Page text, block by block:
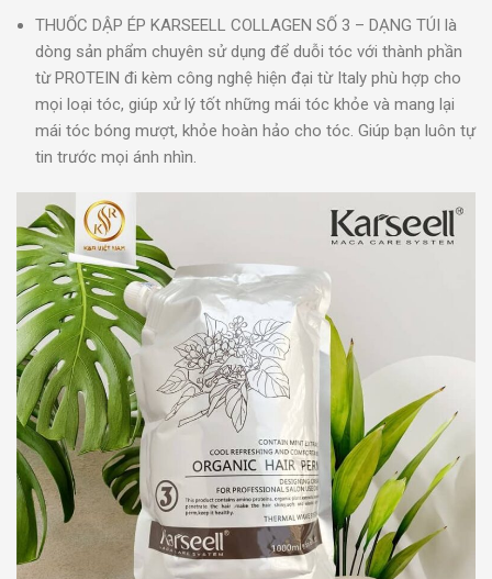
THUỐC DẬP ÉP KARSEELL COLLAGEN SỐ 3 – DẠNG TÚI là
dòng sản phẩm chuyên sử dụng để duỗi tóc với thành phần
từ PROTEIN đi kèm công nghệ hiện đại từ Italy phù hợp cho
mọi loại tóc, giúp xử lý tốt những mái tóc khỏe và mang lại
mái tóc bóng mượt, khỏe hoàn hảo cho tóc. Giúp bạn luôn tự
tin trước mọi ánh nhìn.